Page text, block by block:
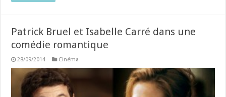
Patrick Bruel et Isabelle Carré dans une
comédie romantique
28/09/2014 Cinéma